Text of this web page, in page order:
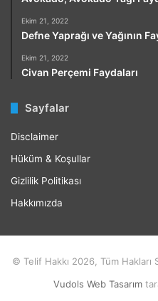
Ekim 21, 2022
Defne Yaprağı ve Yağının
Ekim 21, 2022
Civan Perçemi Faydaları
Sayfalar
Disclaimer
Hüküm & Koşullar
Gizlilik Politikası
Hakkımızda
© Telif Hakkı 2026, Tüm Hakları
Vudols Web Tasarım